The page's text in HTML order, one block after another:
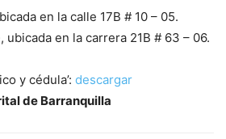
en la calle 17B # 10 – 05.
en la carrera 21B # 63 – 06.
y cédula’: descargar
de Barranquilla